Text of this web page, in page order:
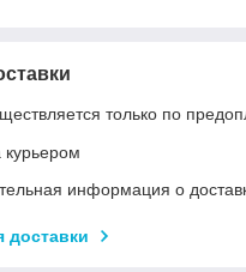
только по
курьером
информация о
доставки